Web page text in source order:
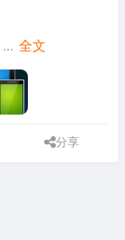
... 全文
分享